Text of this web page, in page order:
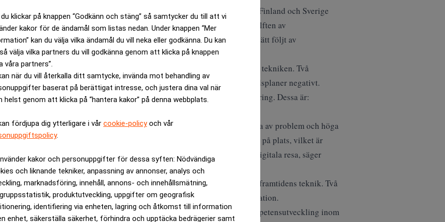
klickar på knappen “Godkänn och stäng” så samtycker du till att vi
kakor för de ändamål som listas nedan. Under knappen “Mer
kan du välja vilka ändamål du vill neka eller godkänna. Du kan
välja vilka partners du vill godkänna genom att klicka på knappen
våra partners”.
när du vill återkalla ditt samtycke, invända mot behandling av
baserat på berättigat intresse, och justera dina val när
helst genom att klicka på “hantera kakor” på denna webbplats.
fördjupa dig ytterligare i vår cookie-policyoch vår
.
kakor och personuppgifter för dessa syften: Nödvändiga
och liknande tekniker, anpassning av annonser, analys och
marknadsföring, innehåll, annons- och innehållsmätning,
produktutveckling, uppgifter om geografisk
identifiering via enheten, lagring och åtkomst till information
enhet, säkerställa säkerhet, förhindra och upptäcka bedrägerier samt
(59 procent) är det enda land i undersökningen som presterar bättre än Finland och Sverige
förändringsprojekt. Under de närmaste tolv månaderna planerar över hälften av
(52 procent) eller IOT-lösningar (51 procent) tätt följt av
intelligens (46 procent).
innebär dock mer än enbart en anpassning till den senaste tekniken. Två
för misslyckade projekt har påverkat företagets digitala framtidsplaner negativt.
som företag behöver analysera innan de påbörjar sin förändring. Dessa är:
och ”Technology” (PACT).
inser behovet av digital transformation, är många projekt fortsatt tyngda av problem och höga
digitala vision måste företag har rätt kompetens, partnerskap och teknik på plats, vilket är
Företag måste tänka i banorna av PACT innan de påbörjar sin digitala resa, säger
EMEIA och Amerika
av tio företagsledare är oroliga över sin organisations förmåga att nyttja framtidens teknik. Två
att förlora kunder till konkurrenter på grund av digital transformation.
brist på digital kompetens inom företaget och 93 procent tror att kompetensutveckling inom